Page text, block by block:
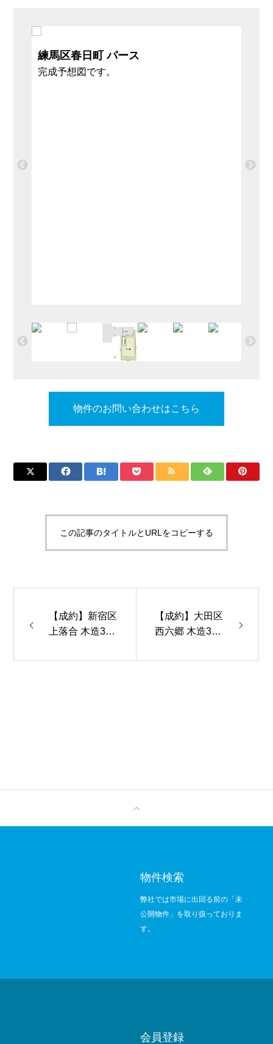
練馬区春日町 パース
完成予想図です。
物件のお問い合わせはこちら
この記事のタイトルとURLをコピーする
【成約】新宿区
上落合 木造3階
等級3・断熱性
【成約】大田区
西六郷 木造3階
トイン車庫 耐
物件検索
弊社では市場に出回る前の「未
公開物件」を取り扱っておりま
す。
会員登録